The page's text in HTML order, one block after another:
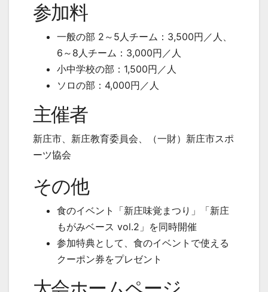
参加料
一般の部 2～5人チーム：3,500円／人、
6～8人チーム：3,000円／人
小中学校の部：1,500円／人
ソロの部：4,000円／人
主催者
新庄市、新庄教育委員会、（一財）新庄市スポ
ーツ協会
その他
食のイベント「新庄味覚まつり」「新庄
もがみベース vol.2」を同時開催
参加特典として、食のイベントで使える
クーポン券をプレゼント